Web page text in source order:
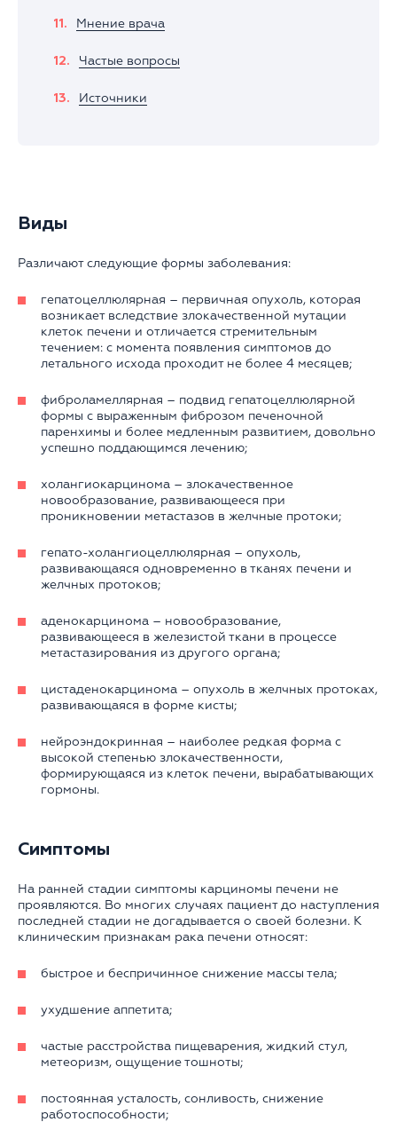
Мнение врача
Частые вопросы
Источники
Виды
Различают следующие формы заболевания:
гепатоцеллюлярная – первичная опухоль, которая
возникает вследствие злокачественной мутации
клеток печени и отличается стремительным
течением: с момента появления симптомов до
летального исхода проходит не более 4 месяцев;
фиброламеллярная – подвид гепатоцеллюлярной
формы с выраженным фиброзом печеночной
паренхимы и более медленным развитием, довольно
успешно поддающимся лечению;
холангиокарцинома – злокачественное
новообразование, развивающееся при
проникновении метастазов в желчные протоки;
гепато-холангиоцеллюлярная – опухоль,
развивающаяся одновременно в тканях печени и
желчных протоков;
аденокарцинома – новообразование,
развивающееся в железистой ткани в процессе
метастазирования из другого органа;
цистаденокарцинома – опухоль в желчных протоках,
развивающаяся в форме кисты;
нейроэндокринная – наиболее редкая форма с
высокой степенью злокачественности,
формирующаяся из клеток печени, вырабатывающих
гормоны.
Симптомы
На ранней стадии симптомы карциномы печени не
проявляются. Во многих случаях пациент до наступления
последней стадии не догадывается о своей болезни. К
клиническим признакам рака печени относят:
быстрое и беспричинное снижение массы тела;
ухудшение аппетита;
частые расстройства пищеварения, жидкий стул,
метеоризм, ощущение тошноты;
постоянная усталость, сонливость, снижение
работоспособности;